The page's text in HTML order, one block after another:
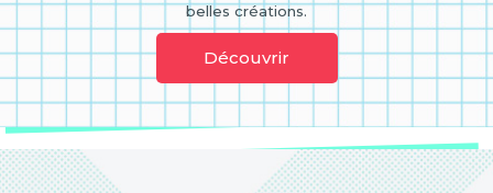
belles créations.
Découvrir